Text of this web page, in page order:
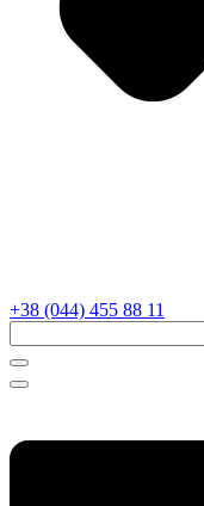
+38 (044) 455 88 11